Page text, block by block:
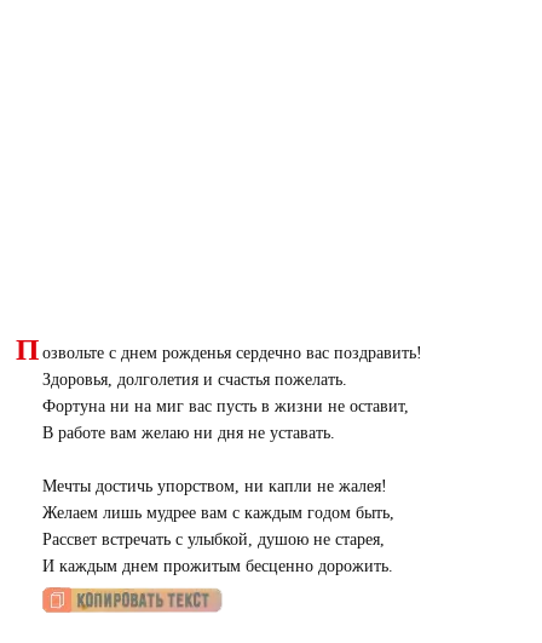
П озвольте с днем рожденья сердечно вас поздравить!
Здоровья, долголетия и счастья пожелать.
Фортуна ни на миг вас пусть в жизни не оставит,
В работе вам желаю ни дня не уставать.
Мечты достичь упорством, ни капли не жалея!
Желаем лишь мудрее вам с каждым годом быть,
Рассвет встречать с улыбкой, душою не старея,
И каждым днем прожитым бесценно дорожить.